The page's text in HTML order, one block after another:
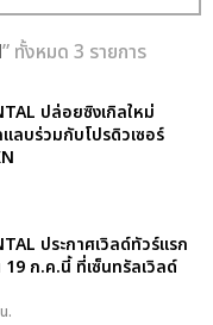
” ทั้งหมด 3 รายการ
ปล่อยซิงเกิลใหม่
ลบร่วมกับโปรดิวเซอร์
ประกาศเวิลด์ทัวร์แรก
ก.ค.นี้ ที่เซ็นทรัลเวิลด์
.